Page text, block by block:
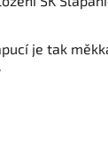
je tak